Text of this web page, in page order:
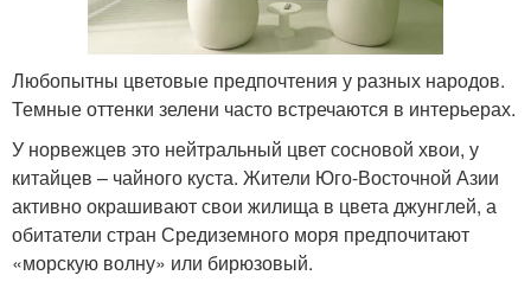
Любопытны цветовые предпочтения у разных народов.
Темные оттенки зелени часто встречаются в интерьерах.
У норвежцев это нейтральный цвет сосновой хвои, у
китайцев – чайного куста. Жители Юго-Восточной Азии
активно окрашивают свои жилища в цвета джунглей, а
обитатели стран Средиземного моря предпочитают
«морскую волну» или бирюзовый.